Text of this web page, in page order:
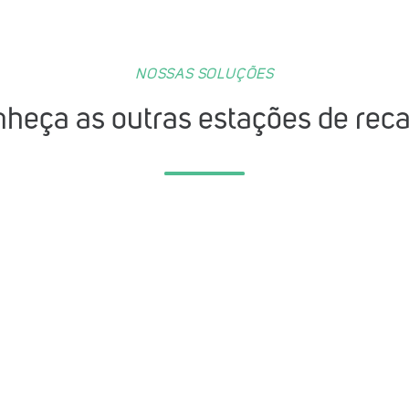
NOSSAS SOLUÇÕES
as outras estações de